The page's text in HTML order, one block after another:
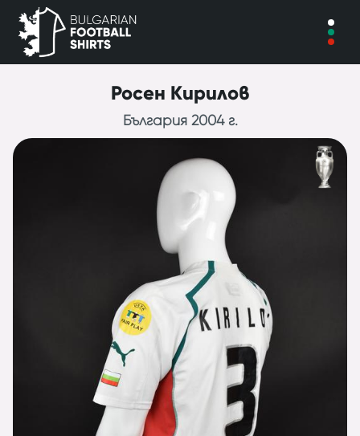
Росен Кирилов
България 2004 г.